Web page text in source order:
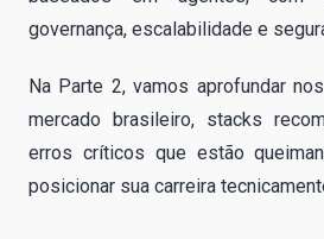
governança, escalabilidade e
Na Parte 2, vamos aprofundar
mercado brasileiro, stacks
erros críticos que estão
posicionar sua carreira